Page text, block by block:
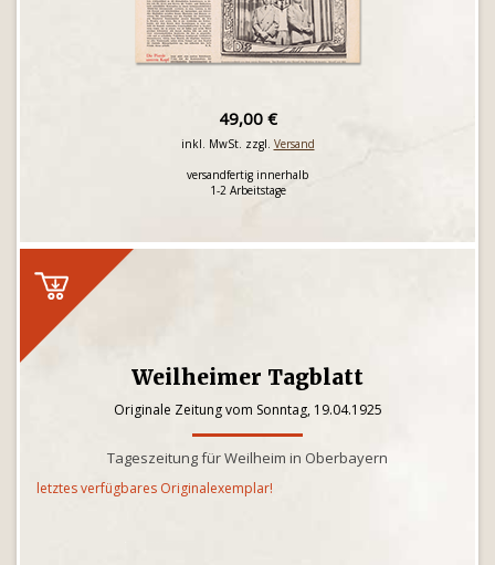
49,00 €
inkl. MwSt. zzgl. Versand
versandfertig innerhalb
1-2 Arbeitstage
Weilheimer Tagblatt
Originale Zeitung vom Sonntag, 19.04.1925
Tageszeitung für Weilheim in Oberbayern
letztes verfügbares Originalexemplar!